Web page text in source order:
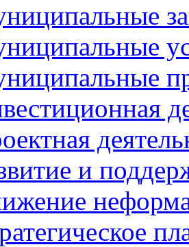
и